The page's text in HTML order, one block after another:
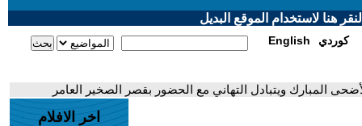
هنا لاستخدام الموقع البديل
English كوردي
المبارك ويتبادل التهاني مع الحضور بقصر الصخير العامر
اخر الافلام